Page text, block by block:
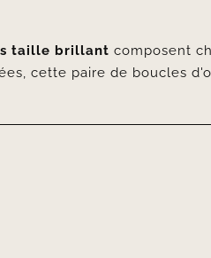
taille brillant composent
cette paire de boucles